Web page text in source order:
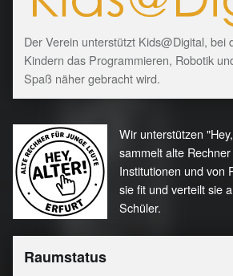
Der Verein unterstützt Kids@Digital, bei
Kindern das Programmieren, Robotik
Spaß näher gebracht wird.
Wir unterstützen
sammelt alte
Institutionen und von
sie fit und verteilt sie
Schüler.
Raumstatus